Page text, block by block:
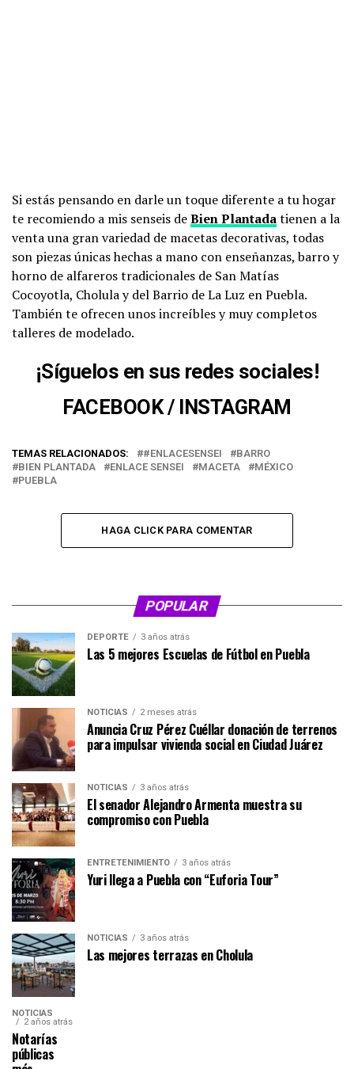
Si estás pensando en darle un toque diferente a tu hogar
te recomiendo a mis senseis deBien Plantadatienen a la
venta una gran variedad de macetas decorativas, todas
son piezas únicas hechas a mano con enseñanzas, barro y
horno de alfareros tradicionales de San Matías
Cocoyotla, Cholula y del Barrio de La Luz en Puebla.
También te ofrecen unos increíbles y muy completos
talleres de modelado.
¡Síguelos en sus redes sociales!
FACEBOOK/ INSTAGRAM
TEMAS RELACIONADOS: #ENLACESENSEI
BARRO
BIEN PLANTADA
ENLACE SENSEI MACETA
MÉXICO
PUEBLA
HAGA CLICK PARA COMENTAR
POPULAR
DEPORTE 3 años atrás
Las 5 mejores Escuelas de Fútbol en Puebla
NOTICIAS 2 meses atrás
Anuncia Cruz Pérez Cuéllar donación de terrenos
para impulsar vivienda social en Ciudad Juárez
NOTICIAS 3 años atrás
El senador Alejandro Armenta muestra su
compromiso con Puebla
ENTRETENIMIENTO 3 años atrás
Yuri llega a Puebla con “Euforia Tour”
NOTICIAS 3 años atrás
Las mejores terrazas en Cholula
NOTICIAS
2 años atrás
Notarías
públicas